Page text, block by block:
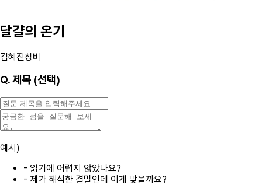
달걀의 온기
김혜진창비
Q.제목 (선택)
예시)
- 읽기에 어렵지 않았나요?
- 제가 해석한 결말인데 이게 맞을까요?